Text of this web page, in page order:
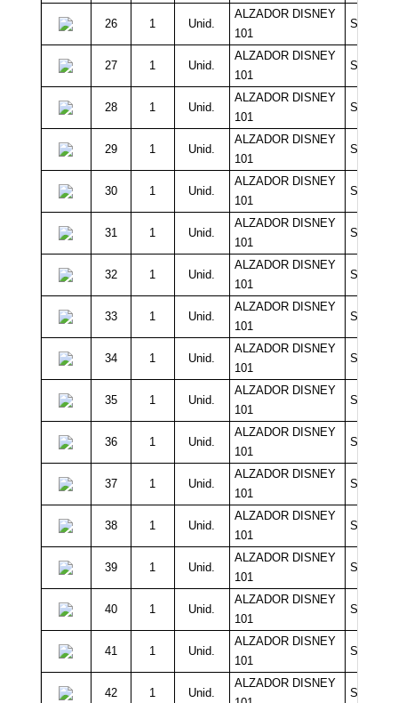
26 1 Unid.
ALZADOR DISNEY
101
Sin
27 1 Unid.
ALZADOR DISNEY
101
Sin
28 1 Unid.
ALZADOR DISNEY
101
Sin
29 1 Unid.
ALZADOR DISNEY
101
Sin
30 1 Unid.
ALZADOR DISNEY
101
Sin
31 1 Unid.
ALZADOR DISNEY
101
Sin
32 1 Unid.
ALZADOR DISNEY
101
Sin
33 1 Unid.
ALZADOR DISNEY
101
Sin
34 1 Unid.
ALZADOR DISNEY
101
Sin
35 1 Unid.
ALZADOR DISNEY
101
Sin
36 1 Unid.
ALZADOR DISNEY
101
Sin
37 1 Unid.
ALZADOR DISNEY
101
Sin
38 1 Unid.
ALZADOR DISNEY
101
Sin
39 1 Unid.
ALZADOR DISNEY
101
Sin
40 1 Unid.
ALZADOR DISNEY
101
Sin
41 1 Unid.
ALZADOR DISNEY
101
Sin
42 1 Unid.
ALZADOR DISNEY
Sin